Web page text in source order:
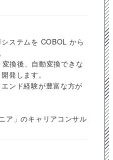
ステムを COBOL から
換後、自動変換できな
発します。
ンド経験が豊富な方が
ア」のキャリアコンサル